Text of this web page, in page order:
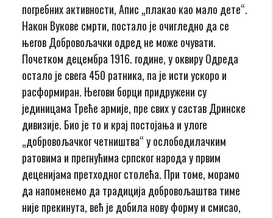
погребних активности, Апис „плакао као мало дете“.
Након Вукове смрти, постало је очигледно да се
његов Добровољачки одред не може очувати.
Почетком децембра 1916. године, у оквиру Одреда
остало је свега 450 ратника, па је исти ускоро и
расформиран. Његови борци придружени су
јединицама Треће армије, пре свих у састав Дринске
дивизије. Био је то и крај постојања и улоге
„добровољачког четништва“ у ослободилачким
ратовима и прегнућима српског народа у првим
деценијама претходног столећа. При томе, морамо
да напоменемо да традиција добровољаштва тиме
није прекинута, већ је добила нову форму и смисао,